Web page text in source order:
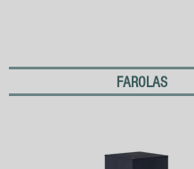
FAROLAS